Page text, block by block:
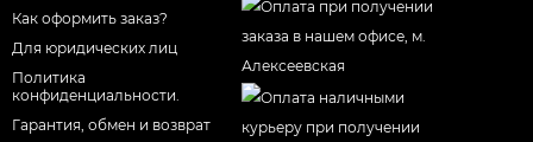
Как оформить заказ?
Для юридических лиц
Политика
конфиденциальности.
Гарантия, обмен и возврат